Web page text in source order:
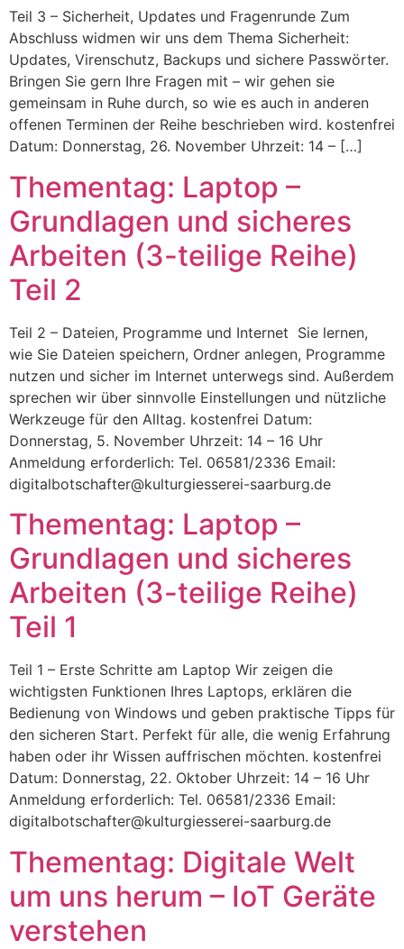
Teil 3 – Sicherheit, Updates und Fragenrunde Zum
Abschluss widmen wir uns dem Thema Sicherheit:
Updates, Virenschutz, Backups und sichere Passwörter.
Bringen Sie gern Ihre Fragen mit – wir gehen sie
gemeinsam in Ruhe durch, so wie es auch in anderen
offenen Terminen der Reihe beschrieben wird. kostenfrei
Datum: Donnerstag, 26. November Uhrzeit: 14 – […]
Thementag: Laptop –
Grundlagen und sicheres
Arbeiten (3-teilige Reihe)
Teil 2
Teil 2 – Dateien, Programme und Internet Sie lernen,
wie Sie Dateien speichern, Ordner anlegen, Programme
nutzen und sicher im Internet unterwegs sind. Außerdem
sprechen wir über sinnvolle Einstellungen und nützliche
Werkzeuge für den Alltag. kostenfrei Datum:
Donnerstag, 5. November Uhrzeit: 14 – 16 Uhr
Anmeldung erforderlich: Tel. 06581/2336 Email:
digitalbotschafter@kulturgiesserei-saarburg.de
Thementag: Laptop –
Grundlagen und sicheres
Arbeiten (3-teilige Reihe)
Teil 1
Teil 1 – Erste Schritte am Laptop Wir zeigen die
wichtigsten Funktionen Ihres Laptops, erklären die
Bedienung von Windows und geben praktische Tipps für
den sicheren Start. Perfekt für alle, die wenig Erfahrung
haben oder ihr Wissen auffrischen möchten. kostenfrei
Datum: Donnerstag, 22. Oktober Uhrzeit: 14 – 16 Uhr
Anmeldung erforderlich: Tel. 06581/2336 Email:
digitalbotschafter@kulturgiesserei-saarburg.de
Thementag: Digitale Welt
um uns herum – IoT Geräte
verstehen